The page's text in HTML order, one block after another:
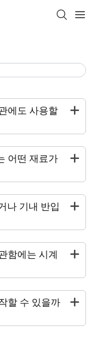
에도 사용할
어떤 재료가
나 기내 반입
함에는 시계
할 수 있을까